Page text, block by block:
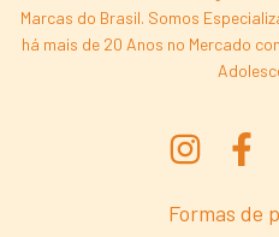
Marcas do Brasil. Somos
há mais de 20 Anos no Mercado
Formas de